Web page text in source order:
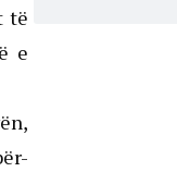
të
e